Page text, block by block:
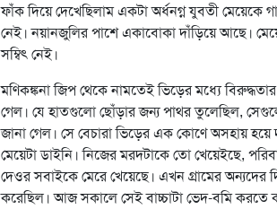
ফাঁক দিয়ে দেখেছিলাম একটা অর্ধনগ্ন যুবতী মেয়েকে
নেই। নয়ানজুলির পাশে একাবোকা দাঁড়িয়ে আছে।
সম্বিৎ নেই।
মণিকঙ্কনা জিপ থেকে নামতেই ভিড়ের মধ্যে
গেল। যে হাতগুলো ছোঁড়ার জন্য পাথর তুলেছিল,
জানা গেল। সে বেচারা ভিড়ের এক কোণে অসহায়
মেয়েটা ডাইনি। নিজের মরদটাকে তো খেয়েইছে,
দেওর সবাইকে মেরে খেয়েছে। এখন গ্রামের অন্যদের
করেছিল। আজ সকালে সেই বাচ্চাটা ভেদ-বমি করতে